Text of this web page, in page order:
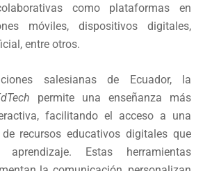
como plataformas en
móviles, dispositivos digitales,
entre otros.
salesianas de Ecuador, la
permite una enseñanza más
facilitando el acceso a una
recursos educativos digitales que
Estas herramientas